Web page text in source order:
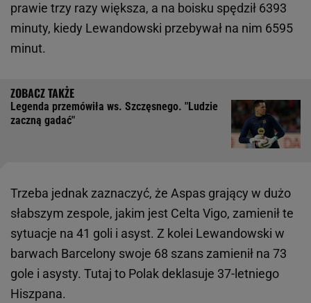
prawie trzy razy większa, a na boisku spędził 6393
minuty, kiedy Lewandowski przebywał na nim 6595
minut.
Legenda przemówiła ws. Szczęsnego. "Ludzie
zaczną gadać"
Trzeba jednak zaznaczyć, że Aspas grający w dużo
słabszym zespole, jakim jest Celta Vigo, zamienił te
sytuacje na 41 goli i asyst. Z kolei Lewandowski w
barwach Barcelony swoje 68 szans zamienił na 73
gole i asysty. Tutaj to Polak deklasuje 37-letniego
Hiszpana.